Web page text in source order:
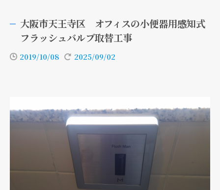
大阪市天王寺区 オフィスの小便器用感知式
フラッシュバルブ取替工事
2019/10/08 2025/09/02